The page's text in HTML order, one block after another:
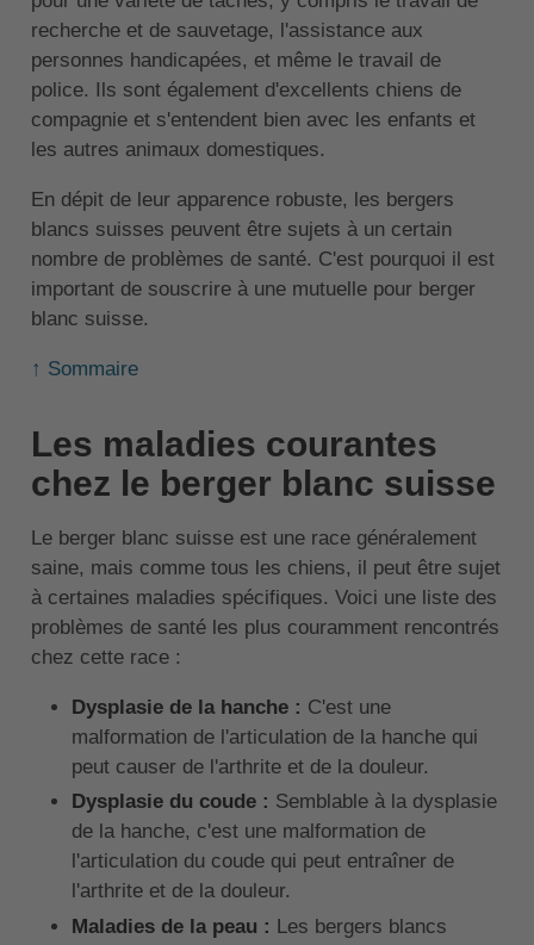
recherche et de sauvetage, l'assistance aux
personnes handicapées, et même le travail de
police. Ils sont également d'excellents chiens de
compagnie et s'entendent bien avec les enfants et
les autres animaux domestiques.
En dépit de leur apparence robuste, les bergers
blancs suisses peuvent être sujets à un certain
nombre de problèmes de santé. C'est pourquoi il est
important de souscrire à une mutuelle pour berger
blanc suisse.
↑ Sommaire
Les maladies courantes
chez le berger blanc suisse
Le berger blanc suisse est une race généralement
saine, mais comme tous les chiens, il peut être sujet
à certaines maladies spécifiques. Voici une liste des
problèmes de santé les plus couramment rencontrés
chez cette race :
Dysplasie de la hanche : C'est une
malformation de l'articulation de la hanche qui
peut causer de l'arthrite et de la douleur.
Dysplasie du coude : Semblable à la dysplasie
de la hanche, c'est une malformation de
l'articulation du coude qui peut entraîner de
l'arthrite et de la douleur.
Maladies de la peau : Les bergers blancs